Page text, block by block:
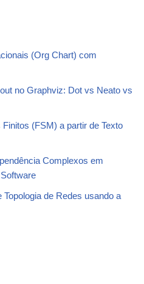
(Org Chart) com
no Graphviz: Dot vs Neato vs
(FSM) a partir de Texto
Complexos em
de Redes usando a